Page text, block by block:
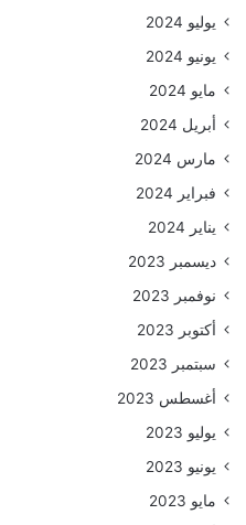
يوليو 2024
يونيو 2024
مايو 2024
أبريل 2024
مارس 2024
فبراير 2024
يناير 2024
ديسمبر 2023
نوفمبر 2023
أكتوبر 2023
سبتمبر 2023
أغسطس 2023
يوليو 2023
يونيو 2023
مايو 2023